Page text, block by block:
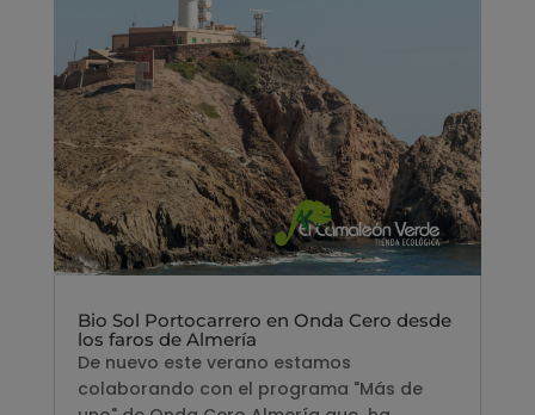
Bio Sol Portocarrero en Onda Cero desde
los faros de Almería
De nuevo este verano estamos
colaborando con el programa "Más de